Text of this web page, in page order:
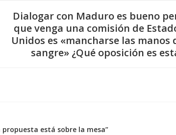
Dialogar con Maduro es bueno
que venga una comisión de
Unidos es «mancharse las manos
sangre» ¿Qué oposición es
está sobre la mesa”